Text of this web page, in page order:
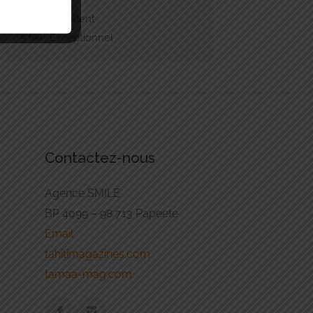
4 tiki : Excellent
5 tiki : Exceptionnel
Contactez-nous
Agence SMILE
BP 4099 – 98 713 Papeete
Email
tahitimagazines.com
tamaa-mag.com